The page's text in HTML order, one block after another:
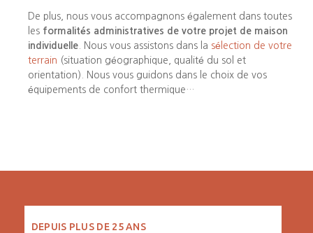
De plus, nous vous accompagnons également dans toutes
les formalités administratives de votre projet de maison
individuelle . Nous vous assistons dans la sélection de votre
terrain (situation géographique, qualité du sol et
orientation). Nous vous guidons dans le choix de vos
équipements de confort thermique…
DEPUIS PLUS DE 25 ANS